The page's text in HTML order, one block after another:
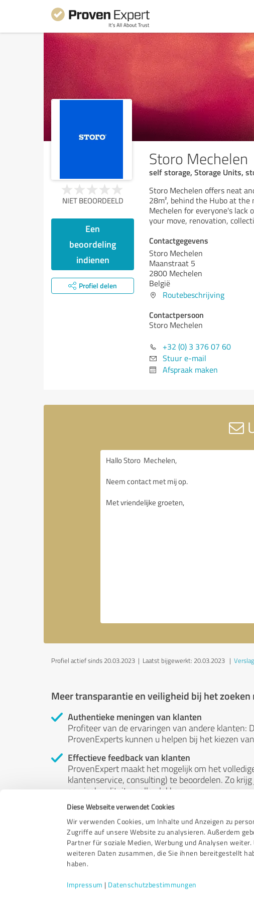
Diese Webseite verwendet Cookies
Wir verwenden Cookies, um Inhalte und Anzeigen zu
Zugriffe auf unsere Website zu analysieren. Außerdem
Partner für soziale Medien, Werbung und Analysen
weiteren Daten zusammen, die Sie ihnen bereitgestellt
haben.
Impressum | Datenschutzbestimmungen
Storo Mechelen
self storage, Storage Units,
NIET BEOORDEELD
Een
beoordeling
indienen
Profiel delen
Storo Mechelen offers neat
28m², behind the Hubo at the
Mechelen for everyone's lack
your move, renovation,
Contactgegevens
Storo Mechelen
Maanstraat 5
2800 Mechelen
België
Routebeschrijving
Contactpersoon
Storo Mechelen
+32 (0) 3 376 07 60
Stuur e-mail
Afspraak maken
Profiel actief sinds 20.03.2023 | Laatst bijgewerkt: 20.03.2023 |
Meer transparantie en veiligheid bij het
Authentieke meningen van klanten
Profiteer van de ervaringen van andere klanten:
ProvenExperts kunnen u helpen bij het kiezen
Effectieve feedback van klanten
ProvenExpert maakt het mogelijk om het
klantenservice, consulting) te beoordelen. Zo
servicekwaliteit op alle vlakken.
Onafhankelijke beoordelingen
ProvenExpert is gratis, onafhankelijk en
beoordelingen - hun meningen zijn niet te koop.
worden beïnvloed door geld of op welke andere